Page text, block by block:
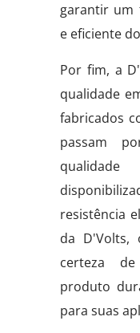
garantir um
e eficiente
Por fim, a
qualidade
fabricados
passam
resistência
da D'Volts,
certeza
produto
para suas